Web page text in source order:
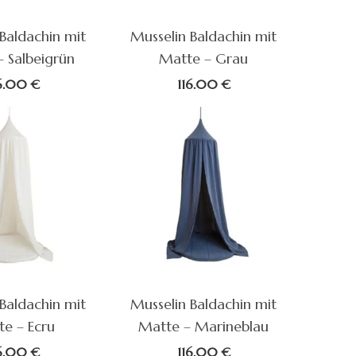
mit
Salbeigrün
€
Musselin Baldachin mit
Matte – Grau
116.00€
mit
– Ecru
€
Musselin Baldachin mit
Matte – Marineblau
116.00€